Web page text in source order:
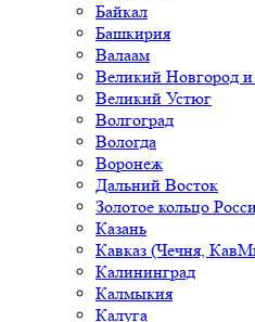
Байкал
Башкирия
Валаам
Великий Новгород
Великий Устюг
Волгоград
Вологда
Воронеж
Дальний Восток
Золотое кольцо
Казань
Кавказ (Чечня,
Калининград
Калмыкия
Калуга